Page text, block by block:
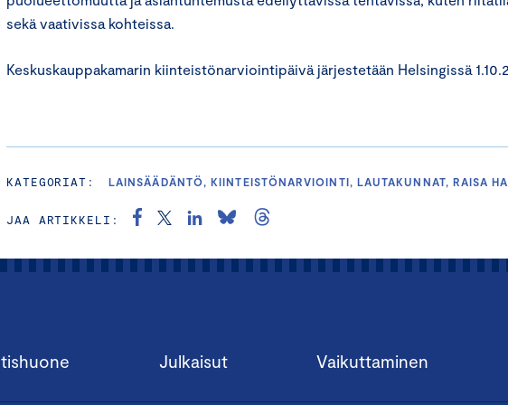
sekä vaativissa kohteissa.
Keskuskauppakamarin kiinteistönarviointipäivä järjestetään Helsingissä
KATEGORIAT: LAINSÄÄDÄNTÖ, KIINTEISTÖNARVIOINTI, LAUTAKUNNAT, RAISA
JAA ARTIKKELI:
Julkaisut Vaikuttaminen